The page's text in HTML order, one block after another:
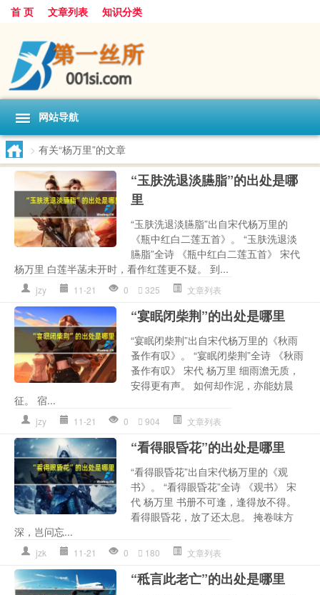
首 页 文章列表 知识分类
网站导航
> 有关“杨万里”的文章
“玉肤洗退淡臙脂”的出处是哪
里
“玉肤洗退淡臙脂”出自宋代杨万里的
《瓶中红白二莲五首》。 “玉肤洗退淡
臙脂”全诗 《瓶中红白二莲五首》 宋代
杨万里 白莲半菡未开时，看作红莲更不疑。 到...
jzy 11-21 0 325 文章列表
“宴眠闭柴荆”的出处是哪里
“宴眠闭柴荆”出自宋代杨万里的《秋雨
蚤作有叹》。 “宴眠闭柴荆”全诗 《秋雨
蚤作有叹》 宋代 杨万里 细雨澹无质，
安得更有声。 如何却作泥，亦能妨晨
征。 宿...
jzy 11-21 0 904 文章列表
“看得眼昏花”的出处是哪里
“看得眼昏花”出自宋代杨万里的《观
书》。 “看得眼昏花”全诗 《观书》 宋
代 杨万里 书册不可逢，逢得放不得。
看得眼昏花，放了还太息。 掩卷味方
深，岂问忘...
jzk 11-21 0 180 文章列表
“秪言此老亡”的出处是哪里